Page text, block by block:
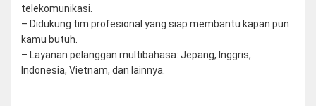
telekomunikasi.
– Didukung tim profesional yang siap membantu kapan pun
kamu butuh.
– Layanan pelanggan multibahasa: Jepang, Inggris,
Indonesia, Vietnam, dan lainnya.